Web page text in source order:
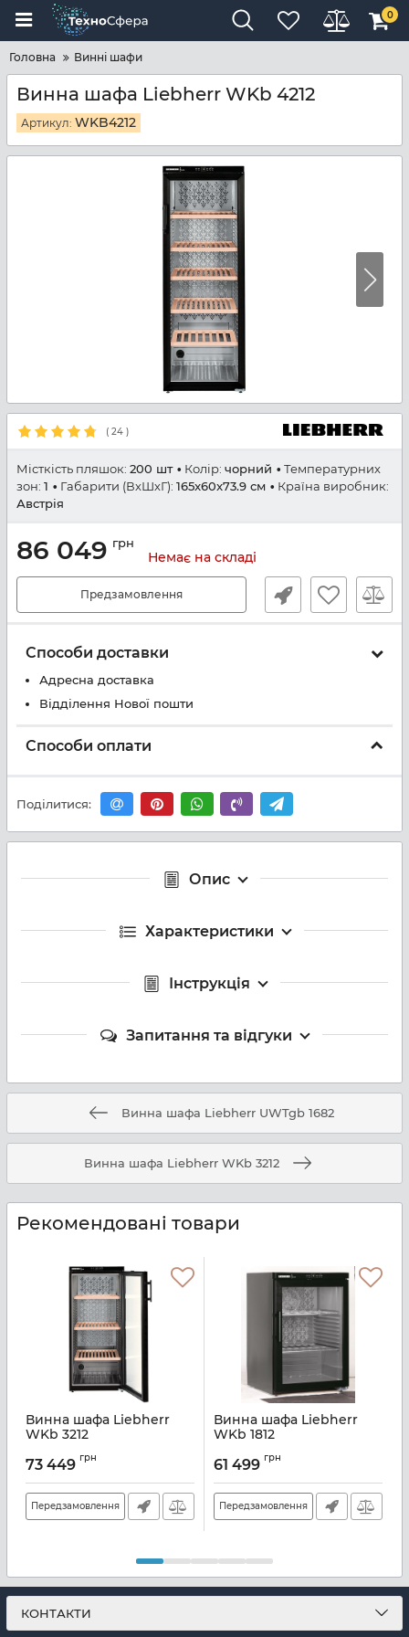
0
Головна Винні шафи
Винна шафа Liebherr WKb 4212
Артикул: WKB4212
( 24 )
Місткість пляшок: 200 шт Колір: чорний
Температурних
зон: 1 Габарити (ВхШхГ): 165x60x73.9 см
Країна виробник:
Австрія
86 049 грн
Немає на складі
Предзамовлення
Способи доставки
Адресна доставка
Відділення Нової пошти
Способи оплати
Поділитися:
Опис
Характеристики
Інструкція
Запитання та відгуки
Винна шафа Liebherr UWTgb 1682
Винна шафа Liebherr WKb 3212
Рекомендовані товари
Винна шафа Liebherr
WKb 3212
73 449 грн
Передзамовлення
Винна шафа Liebherr
WKb 1812
61 499 грн
Передзамовлення
КОНТАКТИ